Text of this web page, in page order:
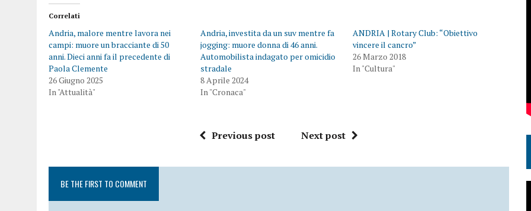
Correlati
Andria, malore mentre lavora nei
campi: muore un bracciante di 50
anni. Dieci anni fa il precedente di
Paola Clemente
26 Giugno 2025
In "Attualità"
Andria, investita da un suv mentre fa
jogging: muore donna di 46 anni.
Automobilista indagato per omicidio
stradale
8 Aprile 2024
In "Cronaca"
ANDRIA | Rotary Club: “Obiettivo
vincere il cancro”
26 Marzo 2018
In "Cultura"
Previous post Next post
BE THE FIRST TO COMMENT